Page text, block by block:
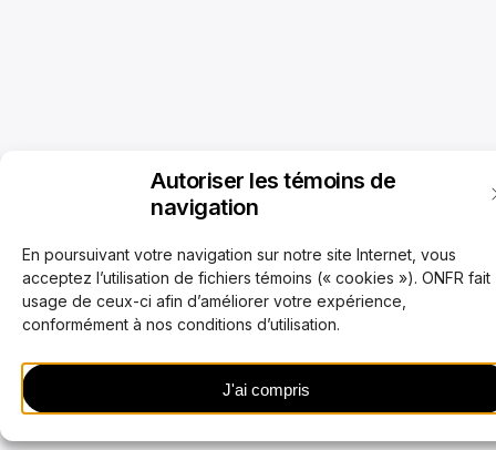
Autoriser les témoins de
navigation
En poursuivant votre navigation sur notre site Internet, vous
acceptez l’utilisation de fichiers témoins (« cookies »). ONFR fait
usage de ceux-ci afin d’améliorer votre expérience,
conformément à nos conditions d’utilisation.
J'ai compris